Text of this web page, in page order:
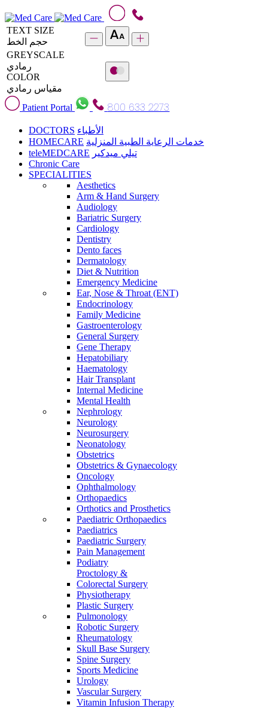
TEXT SIZE
حجم الخط
GREYSCALE
رمادي
COLOR
مقياس رمادي
Patient Portal
800 633 2273
DOCTORS الأطباء
HOMECARE خدمات الرعاية الطبية المنزلية
teleMEDCARE تيلي ميدكير
Chronic Care
SPECIALITIES
Aesthetics
Arm & Hand Surgery
Audiology
Bariatric Surgery
Cardiology
Dentistry
Dento faces
Dermatology
Diet & Nutrition
Emergency Medicine
Ear, Nose & Throat (ENT)
Endocrinology
Family Medicine
Gastroenterology
General Surgery
Gene Therapy
Hepatobiliary
Haematology
Hair Transplant
Internal Medicine
Mental Health
Nephrology
Neurology
Neurosurgery
Neonatology
Obstetrics
Obstetrics & Gynaecology
Oncology
Ophthalmology
Orthopaedics
Orthotics and Prosthetics
Paediatric Orthopaedics
Paediatrics
Paediatric Surgery
Pain Management
Podiatry
Proctology &
Colorectal Surgery
Physiotherapy
Plastic Surgery
Pulmonology
Robotic Surgery
Rheumatology
Skull Base Surgery
Spine Surgery
Sports Medicine
Urology
Vascular Surgery
Vitamin Infusion Therapy